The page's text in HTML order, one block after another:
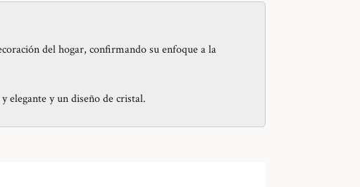
del hogar, confirmando su enfoque a la
elegante y un diseño de cristal.